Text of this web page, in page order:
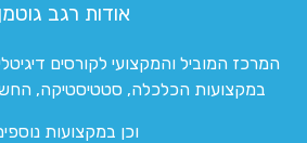
אודות רגב גוטמן
במקצועות הכלכלה, סטטיסטיקה,
וכן במקצועות